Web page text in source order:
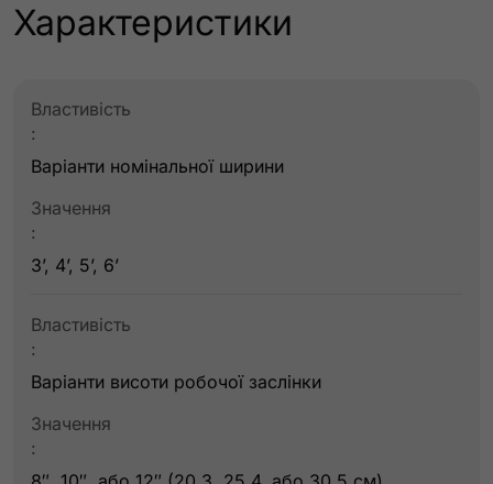
Характеристики
Властивість
:
Варіанти номінальної ширини
Значення
:
3’, 4’, 5’, 6’
Властивість
:
Варіанти висоти робочої заслінки
Значення
: